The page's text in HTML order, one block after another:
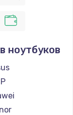
ноутбуков